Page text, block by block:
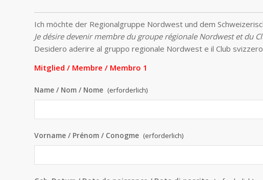
Ich möchte der Regionalgruppe Nordwest und dem
Je désire devenir membre du groupe régionale Nordwest et du
Desidero aderire al gruppo regionale Nordwest e il Club
Mitglied / Membre / Membro 1
Name / Nom / Nome (erforderlich)
Vorname / Prénom / Conogme (erforderlich)